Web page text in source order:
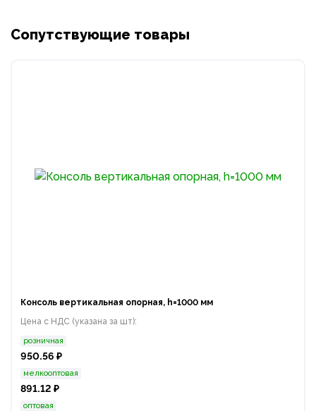
Сопутствующие товары
Консоль вертикальная опорная, h=1000 мм
Цена с НДС (указана за шт):
розничная
950.56 ₽
мелкооптовая
891.12 ₽
оптовая